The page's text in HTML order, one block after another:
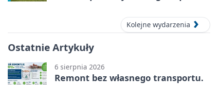
Kolejne wydarzenia
Ostatnie Artykuły
6 sierpnia 2026
Remont bez własnego transportu.